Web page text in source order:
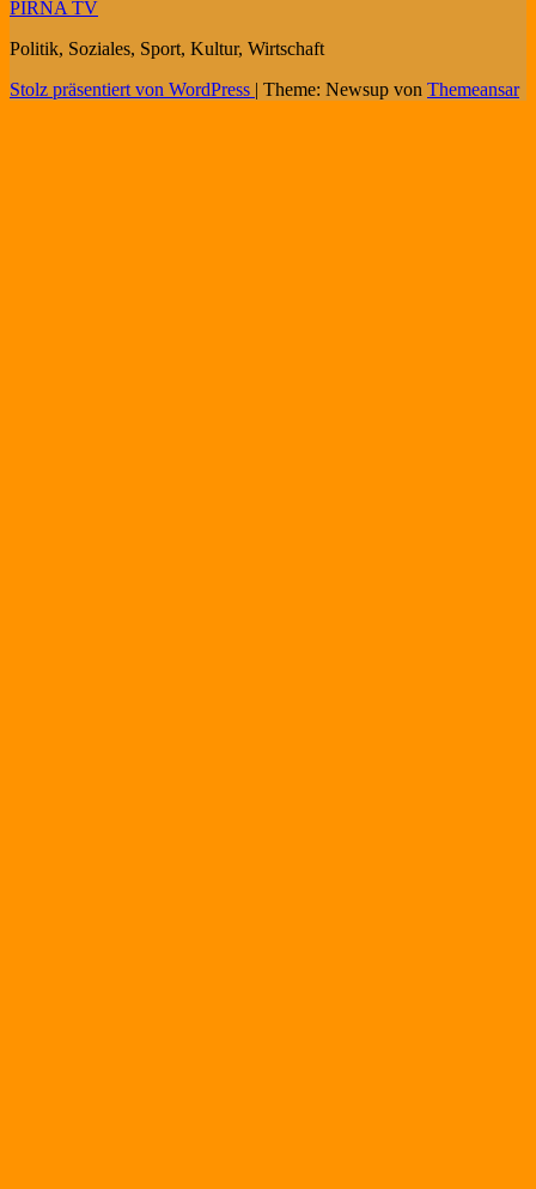
PIRNA TV
Politik, Soziales, Sport, Kultur, Wirtschaft
Stolz präsentiert von WordPress | Theme: Newsup von Themeansar